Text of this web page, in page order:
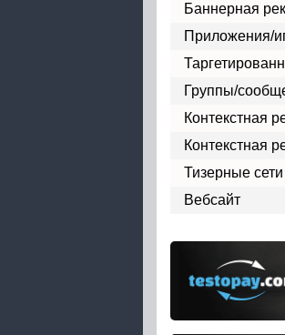
Баннерная
Приложения/
Группы/
Контекстная
Контекстная
Тизерные сети
Вебсайт